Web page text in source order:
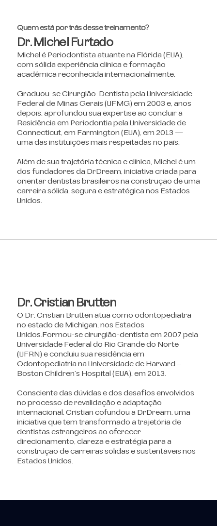
Quem está por trás desse treinamento?
Dr. Michel Furtado
Michel é Periodontista atuante na Flórida (EUA),
com sólida experiência clínica e formação
acadêmica reconhecida internacionalmente.
Graduou-se Cirurgião-Dentista pela Universidade
Federal de Minas Gerais (UFMG) em 2003 e, anos
depois, aprofundou sua expertise ao concluir a
Residência em Periodontia pela Universidade de
Connecticut, em Farmington (EUA), em 2013 —
uma das instituições mais respeitadas no país.
Além de sua trajetória técnica e clínica, Michel é um
dos fundadores da DrDream, iniciativa criada para
orientar dentistas brasileiros na construção de uma
carreira sólida, segura e estratégica nos Estados
Unidos.
Dr. Cristian Brutten
O Dr. Cristian Brutten atua como odontopediatra
no estado de Michigan, nos Estados
Unidos.Formou-se cirurgião-dentista em 2007 pela
Universidade Federal do Rio Grande do Norte
(UFRN) e concluiu sua residência em
Odontopediatria na Universidade de Harvard –
Boston Children’s Hospital (EUA), em 2013.
Consciente das dúvidas e dos desafios envolvidos
no processo de revalidação e adaptação
internacional, Cristian cofundou a DrDream, uma
iniciativa que tem transformado a trajetória de
dentistas estrangeiros ao oferecer
direcionamento, clareza e estratégia para a
construção de carreiras sólidas e sustentáveis nos
Estados Unidos.